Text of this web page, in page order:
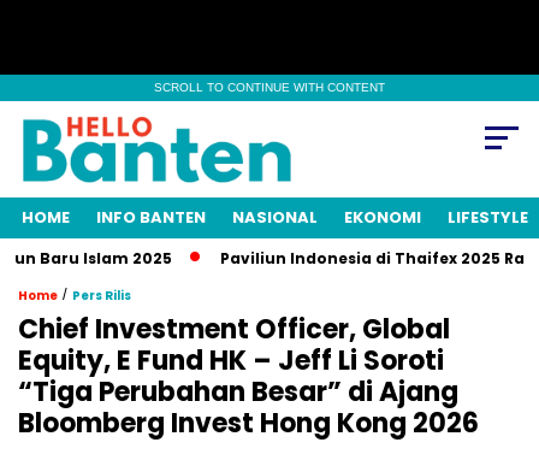
SCROLL TO CONTINUE WITH CONTENT
HOME INFO BANTEN NASIONAL EKONOMI LIFESTYLE
Islam 2025 Paviliun Indonesia di Thaifex 2025 Raup
Home / Pers Rilis
Chief Investment Officer, Global
Equity, E Fund HK – Jeff Li Soroti
“Tiga Perubahan Besar” di Ajang
Bloomberg Invest Hong Kong 2026